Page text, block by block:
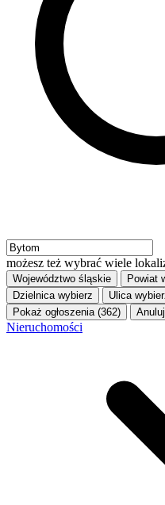
możesz też wybrać wiele
Województwo śląskie Powiat
Dzielnica wybierz Ulica
Pokaż ogłoszenia (362)
Anuluj
Nieruchomości